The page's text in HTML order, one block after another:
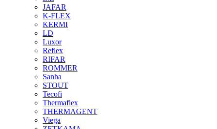
JAFAR
K-FLEX
KERMI
LD
Luxor
Reflex
RIFAR
ROMMER
Sanha
STOUT
Tecofi
Thermaflex
THERMAGENT
Viega